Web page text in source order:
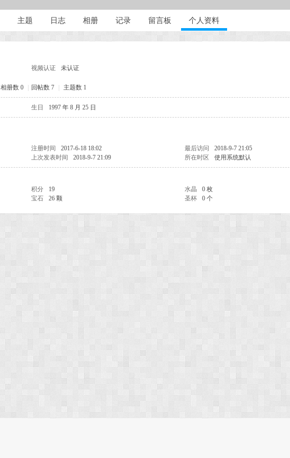
主题 日志 相册 记录 留言板 个人资料
视频认证 未认证
相册数 0 回帖数 7 主题数 1
生日 1997 年 8 月 25 日
注册时间 2017-6-18 18:02 最后访问
2018-9-7 21:05
上次发表时间 2018-9-7 21:09 所在时区 使用系统默认
积分 19 水晶
0 枚
宝石 26 颗 圣杯 0 个